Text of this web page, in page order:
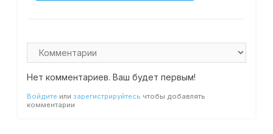
Нет комментариев. Ваш будет первым!
Войдите или зарегистрируйтесь чтобы добавлять
комментарии